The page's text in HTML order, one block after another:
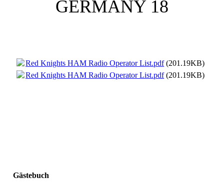
GERMANY 18
Red Knights HAM Radio Operator List.pdf(201.19KB)
Red Knights HAM Radio Operator List.pdf(201.19KB)
Gästebuch